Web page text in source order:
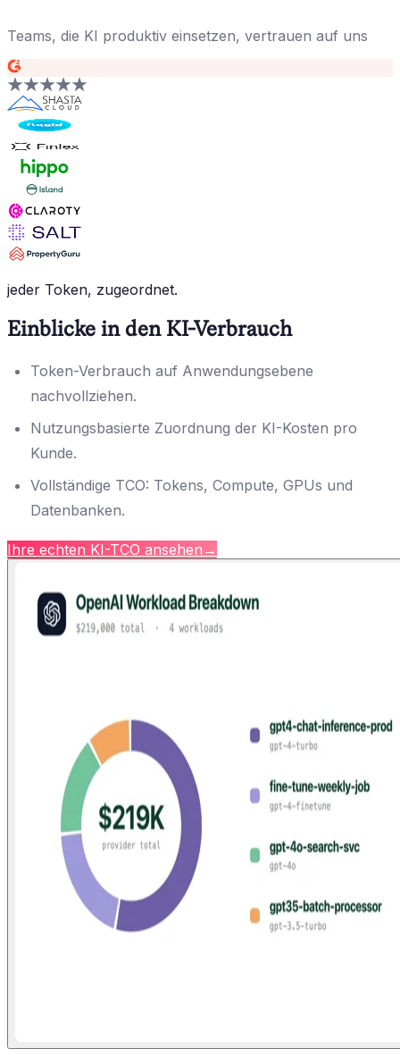
Teams, die KI produktiv einsetzen, vertrauen auf uns
jeder Token, zugeordnet.
Einblicke in den KI-Verbrauch
Token-Verbrauch auf Anwendungsebene
nachvollziehen.
Nutzungsbasierte Zuordnung der KI-Kosten pro
Kunde.
Vollständige TCO: Tokens, Compute, GPUs und
Datenbanken.
Ihre echten KI-TCO ansehen →